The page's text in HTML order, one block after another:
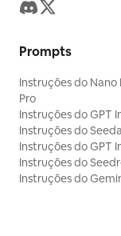
Prompts
Instruções do Nano
Pro
Instruções do GPT
Instruções do
Instruções do GPT
Instruções do
Instruções do